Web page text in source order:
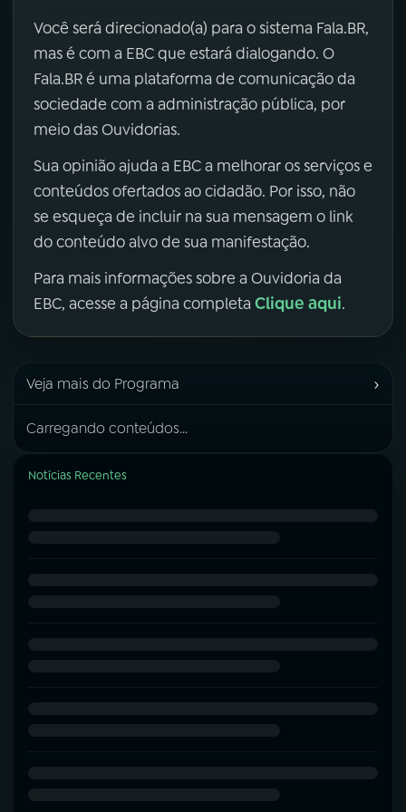
Você será direcionado(a) para o sistema Fala.BR,
mas é com a EBC que estará dialogando. O
Fala.BR é uma plataforma de comunicação da
sociedade com a administração pública, por
meio das Ouvidorias.
Sua opinião ajuda a EBC a melhorar os serviços e
conteúdos ofertados ao cidadão. Por isso, não
se esqueça de incluir na sua mensagem o link
do conteúdo alvo de sua manifestação.
Para mais informações sobre a Ouvidoria da
EBC, acesse a página completa Clique aqui.
Veja mais do Programa ›
Carregando conteúdos...
Notícias Recentes